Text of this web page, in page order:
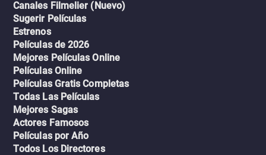
Canales Filmelier (Nuevo)
Sugerir Películas
Estrenos
Películas de 2026
Mejores Películas Online
Películas Online
Películas Gratis Completas
Todas Las Películas
Mejores Sagas
Actores Famosos
Películas por Año
Todos Los Directores